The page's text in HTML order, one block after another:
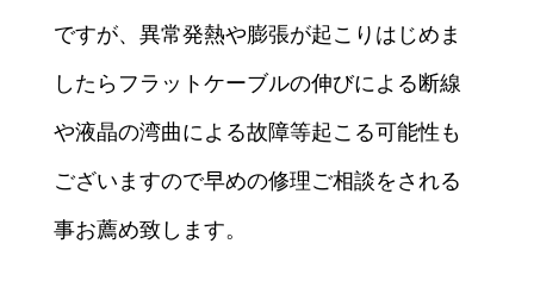
ですが、異常発熱や膨張が起こりはじめま
したらフラットケーブルの伸びによる断線
や液晶の湾曲による故障等起こる可能性も
ございますので早めの修理ご相談をされる
事お薦め致します。